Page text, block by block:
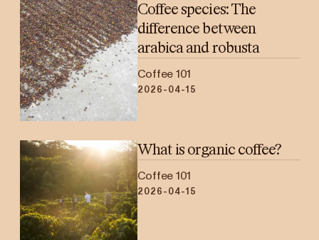
Coffee species: The
difference between
arabica and robusta
Coffee 101
2026-04-15
What is organic coffee?
Coffee 101
2026-04-15